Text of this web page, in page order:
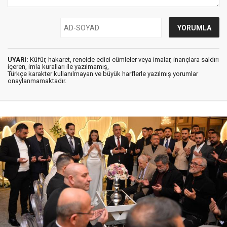
UYARI: Küfür, hakaret, rencide edici cümleler veya imalar, inançlara saldırı
içeren, imla kuralları ile yazılmamış,
Türkçe karakter kullanılmayan ve büyük harflerle yazılmış yorumlar
onaylanmamaktadır.